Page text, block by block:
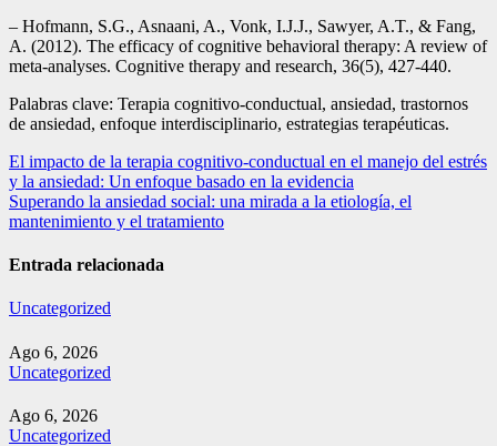
– Hofmann, S.G., Asnaani, A., Vonk, I.J.J., Sawyer, A.T., & Fang,
A. (2012). The efficacy of cognitive behavioral therapy: A review of
meta-analyses. Cognitive therapy and research, 36(5), 427-440.
Palabras clave: Terapia cognitivo-conductual, ansiedad, trastornos
de ansiedad, enfoque interdisciplinario, estrategias terapéuticas.
Navegación
de
entradas
El impacto de la terapia cognitivo-conductual en el manejo del estrés
y la ansiedad: Un enfoque basado en la evidencia
Superando la ansiedad social: una mirada a la etiología, el
mantenimiento y el tratamiento
Entrada relacionada
Uncategorized
Ago 6, 2026
Uncategorized
Ago 6, 2026
Uncategorized